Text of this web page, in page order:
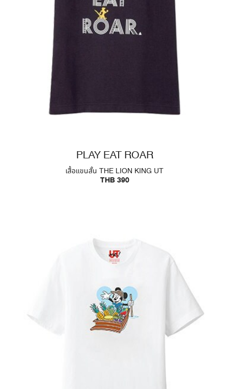
PLAY EAT ROAR
เสื้อแขนสั้น THE LION KING UT
THB 390